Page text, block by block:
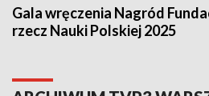
Gala wręczenia Nagród
rzecz Nauki Polskiej 2025